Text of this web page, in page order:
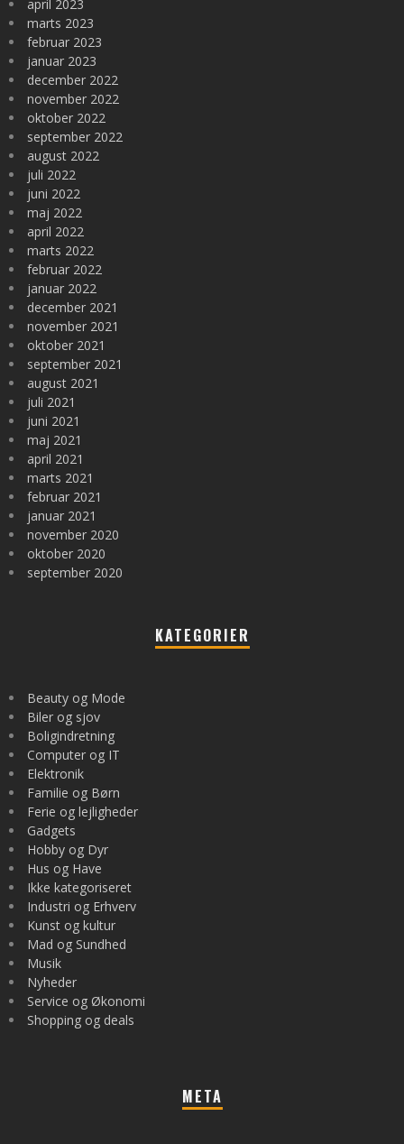
april 2023
marts 2023
februar 2023
januar 2023
december 2022
november 2022
oktober 2022
september 2022
august 2022
juli 2022
juni 2022
maj 2022
april 2022
marts 2022
februar 2022
januar 2022
december 2021
november 2021
oktober 2021
september 2021
august 2021
juli 2021
juni 2021
maj 2021
april 2021
marts 2021
februar 2021
januar 2021
november 2020
oktober 2020
september 2020
KATEGORIER
Beauty og Mode
Biler og sjov
Boligindretning
Computer og IT
Elektronik
Familie og Børn
Ferie og lejligheder
Gadgets
Hobby og Dyr
Hus og Have
Ikke kategoriseret
Industri og Erhverv
Kunst og kultur
Mad og Sundhed
Musik
Nyheder
Service og Økonomi
Shopping og deals
META